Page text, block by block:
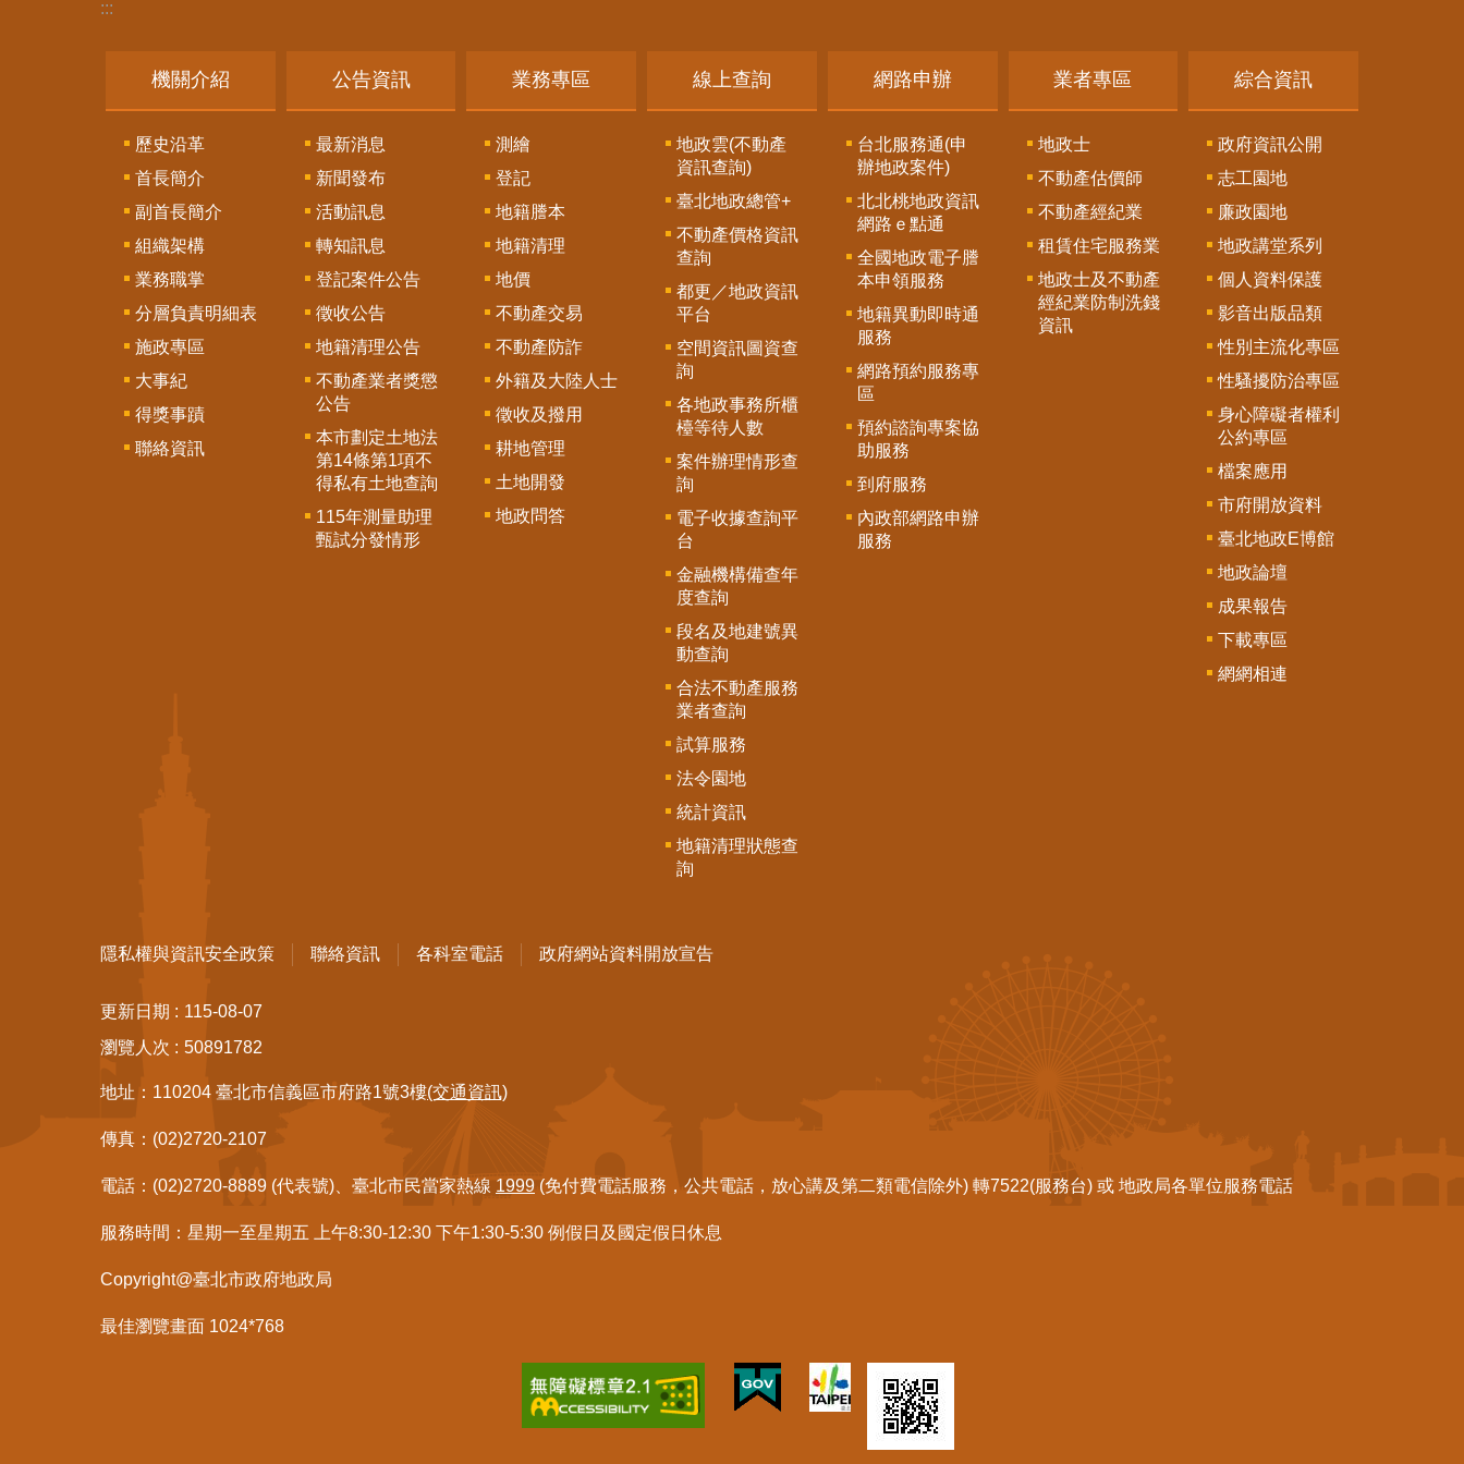
:::
機關介紹
歷史沿革
首長簡介
副首長簡介
組織架構
業務職掌
分層負責明細表
施政專區
大事紀
得獎事蹟
聯絡資訊
公告資訊
最新消息
新聞發布
活動訊息
轉知訊息
登記案件公告
徵收公告
地籍清理公告
不動產業者獎懲
公告
本市劃定土地法
第14條第1項不
得私有土地查詢
115年測量助理
甄試分發情形
業務專區
測繪
登記
地籍謄本
地籍清理
地價
不動產交易
不動產防詐
外籍及大陸人士
徵收及撥用
耕地管理
土地開發
地政問答
線上查詢
地政雲(不動產
資訊查詢)
臺北地政總管+
不動產價格資訊
查詢
都更／地政資訊
平台
空間資訊圖資查
詢
各地政事務所櫃
檯等待人數
案件辦理情形查
詢
電子收據查詢平
台
金融機構備查年
度查詢
段名及地建號異
動查詢
合法不動產服務
業者查詢
試算服務
法令園地
統計資訊
地籍清理狀態查
詢
網路申辦
台北服務通(申
辦地政案件)
北北桃地政資訊
網路ｅ點通
全國地政電子謄
本申領服務
地籍異動即時通
服務
網路預約服務專
區
預約諮詢專案協
助服務
到府服務
內政部網路申辦
服務
業者專區
地政士
不動產估價師
不動產經紀業
租賃住宅服務業
地政士及不動產
經紀業防制洗錢
資訊
綜合資訊
政府資訊公開
志工園地
廉政園地
地政講堂系列
個人資料保護
影音出版品類
性別主流化專區
性騷擾防治專區
身心障礙者權利
公約專區
檔案應用
市府開放資料
臺北地政E博館
地政論壇
成果報告
下載專區
網網相連
隱私權與資訊安全政策 聯絡資訊 各科室電話 政府網站資料開放宣告
更新日期
115-08-07
瀏覽人次
50891782
地址：110204 臺北市信義區市府路1號3樓(交通資訊)
傳真：(02)2720-2107
電話：(02)2720-8889 (代表號)、臺北市民當家熱線 1999 (免付費電話服務，公共電話，放心講及第二類電信除外) 轉7522(服務台) 或 地政局各單位服務電話
服務時間：星期一至星期五 上午8:30-12:30 下午1:30-5:30 例假日及國定假日休息
Copyright@臺北市政府地政局
最佳瀏覽畫面 1024*768